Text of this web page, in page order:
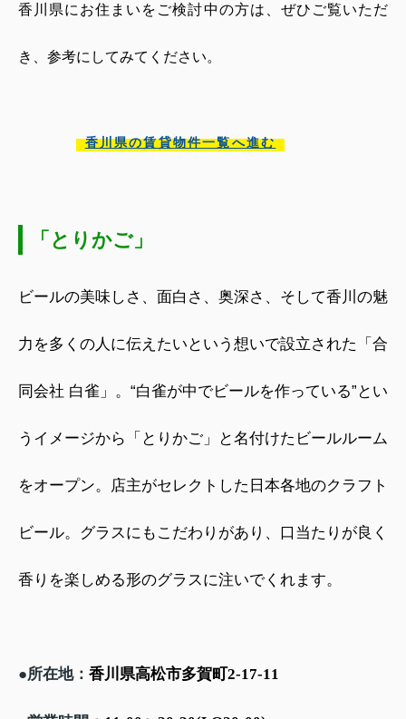
香川県にお住まいをご検討中の方は、ぜひご覧いただ
き、参考にしてみてください。
香川県の賃貸物件一覧へ進む
「とりかご」
ビールの美味しさ、面白さ、奥深さ、そして香川の魅
力を多くの人に伝えたいという想いで設立された「合
同会社 白雀」。 “白雀が中でビールを作っている” とい
うイメージから「とりかご」と名付けたビールルーム
をオープン。店主がセレクトした日本各地のクラフト
ビール。グラスにもこだわりがあり、口当たりが良く
香りを楽しめる形のグラスに注いでくれます。
●所在地： 香川県高松市多賀町2-17-11